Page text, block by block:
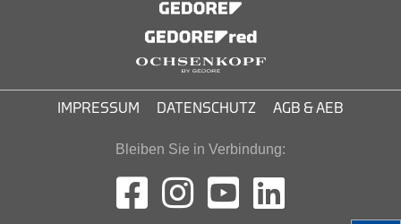
IMPRESSUM DATENSCHUTZ AGB & AEB
Bleiben Sie in Verbindung: